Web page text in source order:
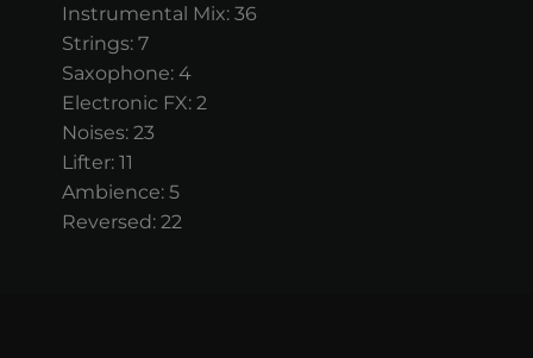
Instrumental Mix: 36
Strings: 7
Saxophone: 4
Electronic FX: 2
Noises: 23
Lifter: 11
Ambience: 5
Reversed: 22